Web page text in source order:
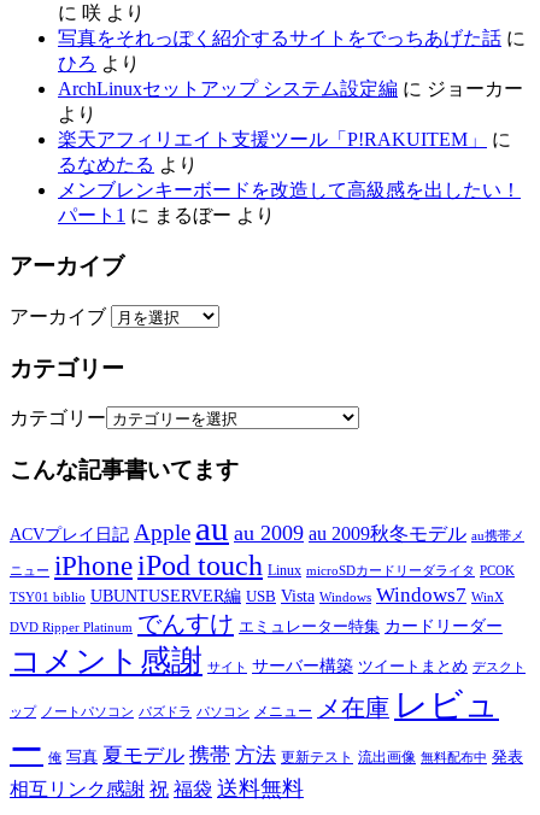
に 咲 より
写真をそれっぽく紹介するサイトをでっちあげた話 に
ひろ より
ArchLinuxセットアップ システム設定編 に ジョーカー
より
楽天アフィリエイト支援ツール「P!RAKUITEM」
に
るなめたる より
メンブレンキーボードを改造して高級感を出したい！
パート1 に まるぼー より
アーカイブ
アーカイブ
カテゴリー
カテゴリー
こんな記事書いてます
ACVプレイ日記 Apple au au 2009 au 2009秋冬モデル au携帯メ
ニュー iPhoneiPod touch Linux microSDカードリーダライタ PCOK
TSY01 biblio UBUNTUSERVER編 USB Vista Windows Windows7 WinX
DVD Ripper Platinum でんすけ エミュレーター特集 カードリーダー
コメント感謝 サイト サーバー構築 ツイートまとめ デスクト
ップ ノートパソコン パズドラ パソコン メニュー メ在庫 レビュ
ー 俺 写真 夏モデル 携帯 方法 更新テスト 流出画像 無料配布中 発表
相互リンク感謝 祝 福袋 送料無料